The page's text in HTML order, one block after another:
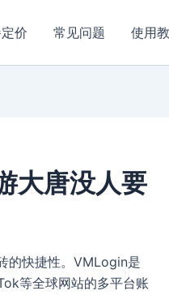
价 常见问题 使用
大唐没人要
的快捷性。VMLogin是
等全球网站的多平台账